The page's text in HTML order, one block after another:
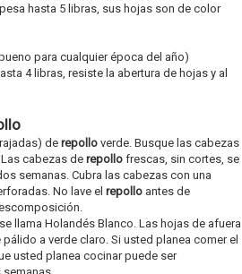
hasta 5 libras, sus hojas son de color
para cualquier época del año)
4 libras, resiste la abertura de hojas y al
de repolloverde. Busque las cabezas
cabezas de repollofrescas, sin cortes, se
semanas. Cubra las cabezas con una
No lave el repolloantes de
llama Holandés Blanco. Las hojas de afuera
a verde claro. Si usted planea comer el
usted planea cocinar puede ser